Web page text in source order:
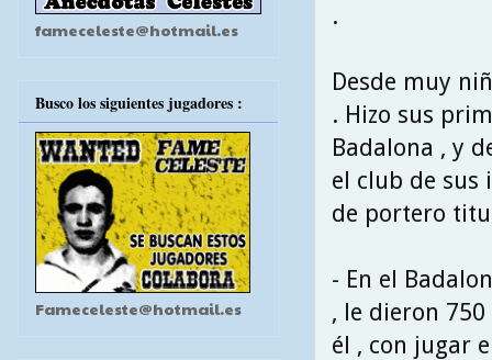
.
Desde muy
. Hizo sus
Badalona , y
el club de sus
de portero
- En el
, le dieron
él , con jugar
fameceleste@hotmail.es
Busco los siguientes jugadores :
Fameceleste@hotmail.es